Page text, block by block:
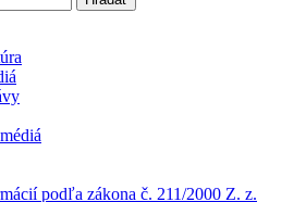
podľa zákona č. 211/2000 Z. z.